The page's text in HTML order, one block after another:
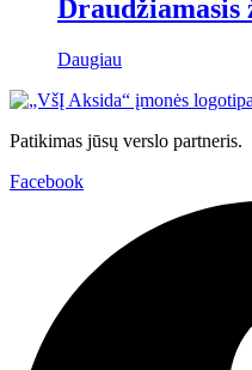
Draudžiamasis
Daugiau
Patikimas jūsų verslo partneris.
Facebook